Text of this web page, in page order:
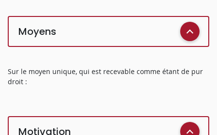
Moyens
Sur le moyen unique, qui est recevable comme étant de pur
droit :
Motivation